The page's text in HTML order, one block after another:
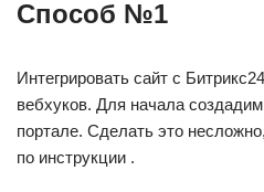
Способ №1
Интегрировать сайт с
вебхуков. Для начала
портале. Сделать это
по инструкции .